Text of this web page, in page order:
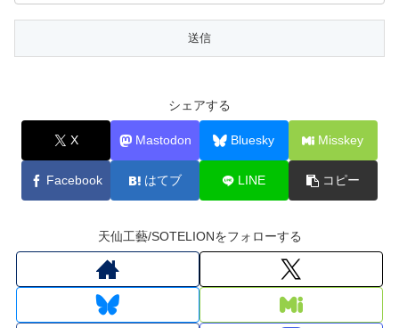
シェアする
X Mastodon Bluesky Misskey
Facebook はてブ LINE コピー
天仙工藝/SOTELIONをフォローする